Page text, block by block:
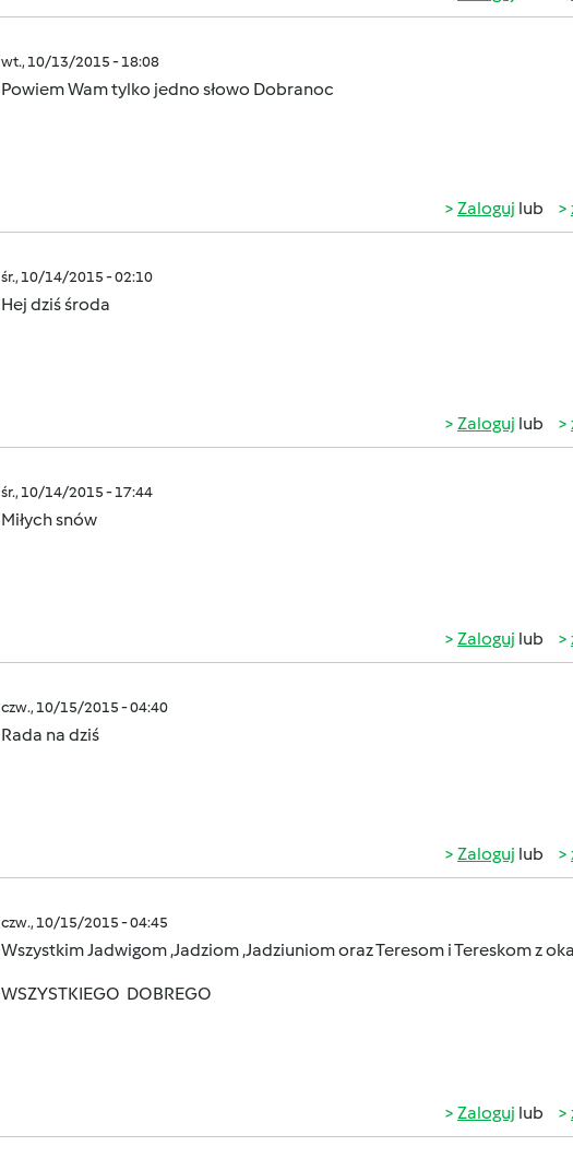
wt., 10/13/2015 - 18:08
Powiem Wam tylko jedno słowo Dobranoc
Zaloguj lub
śr., 10/14/2015 - 02:10
Hej dziś środa
Zaloguj lub
śr., 10/14/2015 - 17:44
Miłych snów
Zaloguj lub
czw., 10/15/2015 - 04:40
Rada na dziś
Zaloguj lub
czw., 10/15/2015 - 04:45
Wszystkim Jadwigom ,Jadziom ,Jadziuniom oraz Teresom i Tereskom z
WSZYSTKIEGO DOBREGO
Zaloguj lub